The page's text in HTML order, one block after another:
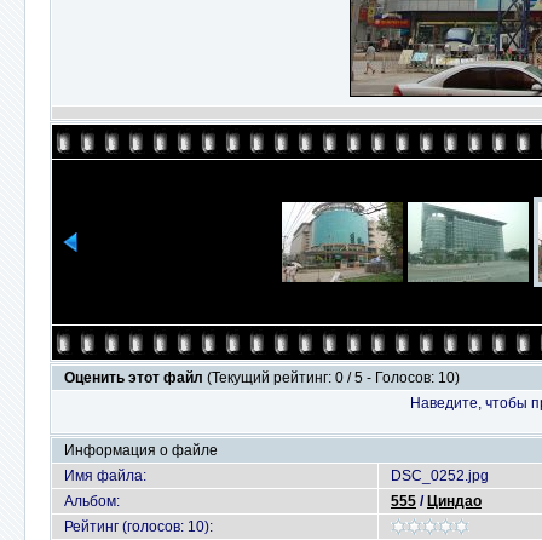
Оценить этот файл (Текущий рейтинг: 0 / 5 - Голосов: 10)
Наведите, чтобы
Информация о файле
Имя файла:
DSC_0252.jpg
Альбом:
555 / Циндао
Рейтинг (голосов: 10):